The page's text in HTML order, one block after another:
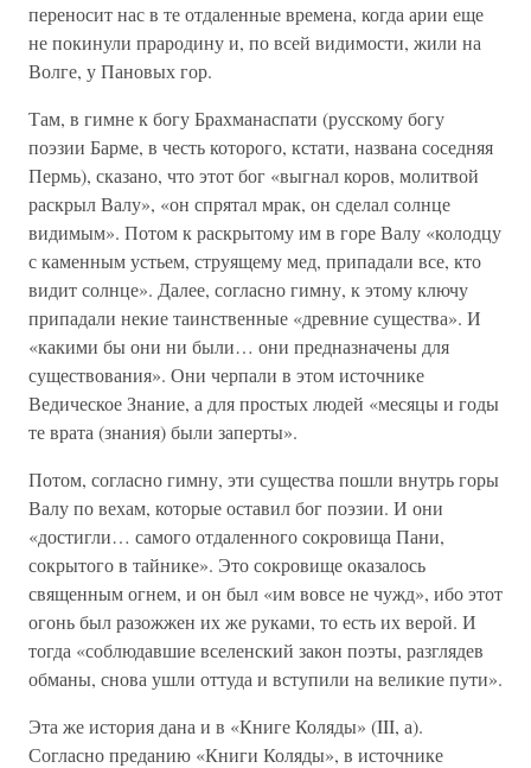
переносит нас в те отдаленные времена, когда арии еще
не покинули прародину и, по всей видимости, жили на
Волге, у Пановых гор.
Там, в гимне к богу Брахманаспати (русскому богу
поэзии Барме, в честь которого, кстати, названа соседняя
Пермь), сказано, что этот бог «выгнал коров, молитвой
раскрыл Валу», «он спрятал мрак, он сделал солнце
видимым». Потом к раскрытому им в горе Валу «колодцу
с каменным устьем, струящему мед, припадали все, кто
видит солнце». Далее, согласно гимну, к этому ключу
припадали некие таинственные «древние существа». И
«какими бы они ни были… они предназначены для
существования». Они черпали в этом источнике
Ведическое Знание, а для простых людей «месяцы и годы
те врата (знания) были заперты».
Потом, согласно гимну, эти существа пошли внутрь горы
Валу по вехам, которые оставил бог поэзии. И они
«достигли… самого отдаленного сокровища Пани,
сокрытого в тайнике». Это сокровище оказалось
священным огнем, и он был «им вовсе не чужд», ибо этот
огонь был разожжен их же руками, то есть их верой. И
тогда «соблюдавшие вселенский закон поэты, разглядев
обманы, снова ушли оттуда и вступили на великие пути».
Эта же история дана и в «Книге Коляды» (III, а).
Согласно преданию «Книги Коляды», в источнике